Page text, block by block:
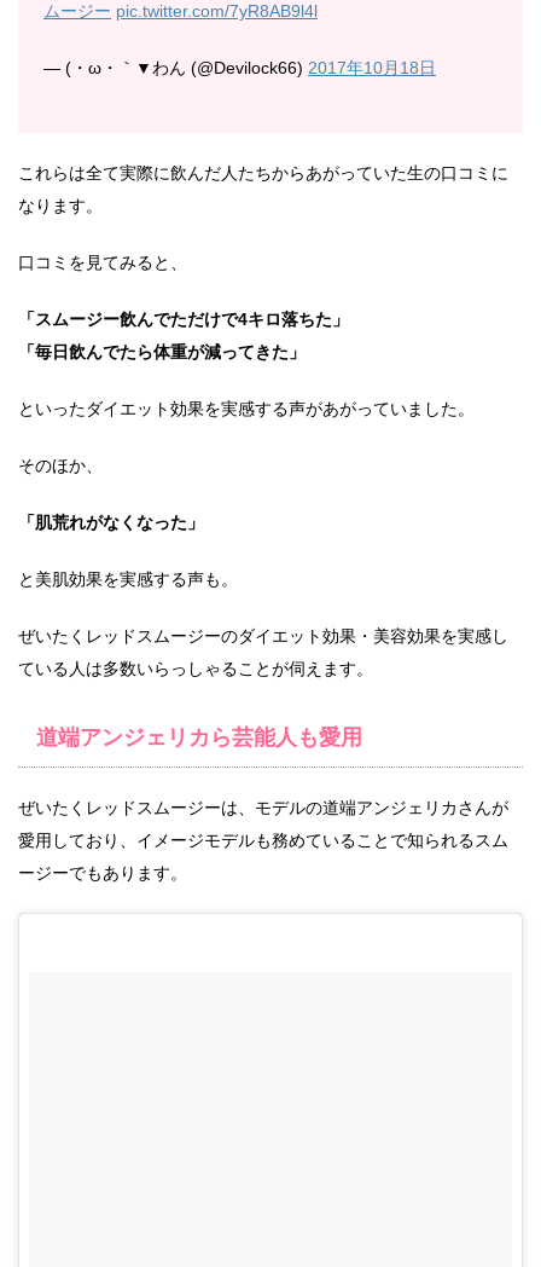
ムージー pic.twitter.com/7yR8AB9l4l
— (・ω・｀▼わん (@Devilock66) 2017年10月18日
これらは全て実際に飲んだ人たちからあがっていた生の口コミに
なります。
口コミを見てみると、
「スムージー飲んでただけで4キロ落ちた」
「毎日飲んでたら体重が減ってきた」
といったダイエット効果を実感する声があがっていました。
そのほか、
「肌荒れがなくなった」
と美肌効果を実感する声も。
ぜいたくレッドスムージーのダイエット効果・美容効果を実感し
ている人は多数いらっしゃることが伺えます。
道端アンジェリカら芸能人も愛用
ぜいたくレッドスムージーは、モデルの道端アンジェリカさんが
愛用しており、イメージモデルも務めていることで知られるスム
ージーでもあります。